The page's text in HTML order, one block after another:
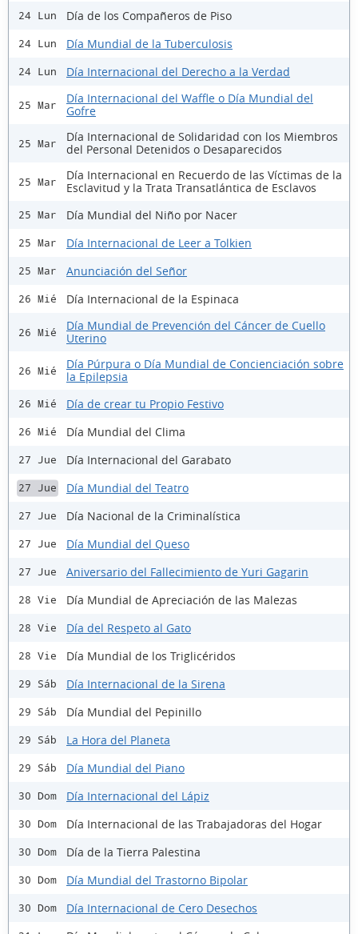
24 Lun Día de los Compañeros de Piso
24 Lun Día Mundial de la Tuberculosis
24 Lun Día Internacional del Derecho a la Verdad
25 Mar
Día Internacional del Waffle o Día Mundial del
Gofre
25 Mar
Día Internacional de Solidaridad con los Miembros
del Personal Detenidos o Desaparecidos
25 Mar
Día Internacional en Recuerdo de las Víctimas de la
Esclavitud y la Trata Transatlántica de Esclavos
25 Mar Día Mundial del Niño por Nacer
25 Mar Día Internacional de Leer a Tolkien
25 Mar Anunciación del Señor
26 Mié Día Internacional de la Espinaca
26 Mié
Día Mundial de Prevención del Cáncer de Cuello
Uterino
26 Mié
Día Púrpura o Día Mundial de Concienciación sobre
la Epilepsia
26 Mié Día de crear tu Propio Festivo
26 Mié Día Mundial del Clima
27 Jue Día Internacional del Garabato
27 Jue Día Mundial del Teatro
27 Jue Día Nacional de la Criminalística
27 Jue Día Mundial del Queso
27 Jue Aniversario del Fallecimiento de Yuri Gagarin
28 Vie Día Mundial de Apreciación de las Malezas
28 Vie Día del Respeto al Gato
28 Vie Día Mundial de los Triglicéridos
29 Sáb Día Internacional de la Sirena
29 Sáb Día Mundial del Pepinillo
29 Sáb La Hora del Planeta
29 Sáb Día Mundial del Piano
30 Dom Día Internacional del Lápiz
30 Dom Día Internacional de las Trabajadoras del Hogar
30 Dom Día de la Tierra Palestina
30 Dom Día Mundial del Trastorno Bipolar
30 Dom Día Internacional de Cero Desechos